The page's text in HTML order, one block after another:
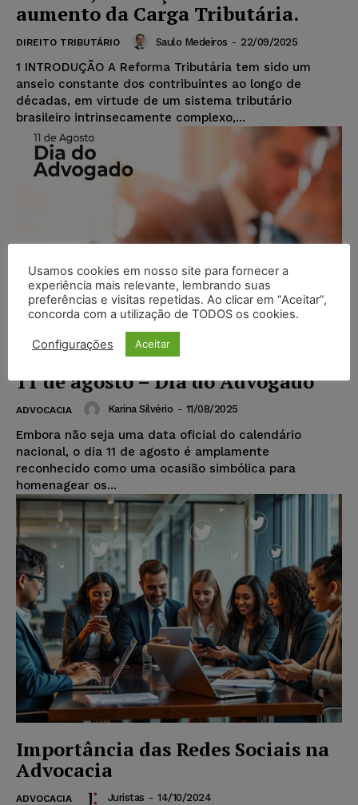
aumento da Carga Tributária.
DIREITO TRIBUTÁRIO Saulo Medeiros - 22/09/2025
1 INTRODUÇÃO A Reforma Tributária tem sido um
anseio constante dos contribuintes ao longo de
décadas, em virtude de um sistema tributário
brasileiro intrinsecamente complexo,...
11 de agosto – Dia do Advogado
ADVOCACIA Karina Silvério - 11/08/2025
Embora não seja uma data oficial do calendário
nacional, o dia 11 de agosto é amplamente
reconhecido como uma ocasião simbólica para
homenagear os...
Importância das Redes Sociais na
Advocacia
ADVOCACIA Juristas - 14/10/2024
Usamos cookies em nosso site para fornecer a
experiência mais relevante, lembrando suas
preferências e visitas repetidas. Ao clicar em “Aceitar”,
concorda com a utilização de TODOS os cookies.
Configurações Aceitar